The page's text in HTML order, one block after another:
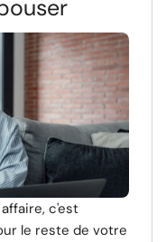
FR
c'est
le reste de votre